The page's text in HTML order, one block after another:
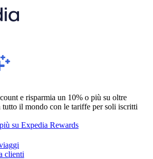
e risparmia un 10% o più su oltre
tutto il mondo con le tariffe per soli iscritti
su Expedia Rewards
clienti